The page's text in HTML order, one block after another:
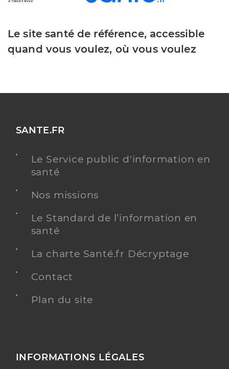
Le site santé de référence, accessible
quand vous voulez, où vous voulez
SANTE.FR
Le Service public d'information en
santé
Nos missions
Le Standard de l’information en
santé
La charte Santé.fr Décryptage
Contact
Plan du site
INFORMATIONS LÉGALES